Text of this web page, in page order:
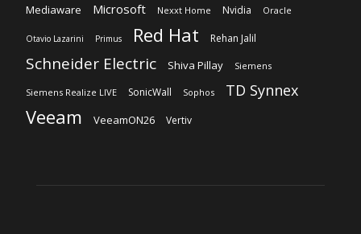
Mediaware Microsoft Nexxt Home Nvidia Oracle
Otavio Lazarini Primus Red Hat Rehan Jalil
Schneider Electric Shiva Pillay Siemens
Siemens Realize LIVE SonicWall Sophos TD Synnex
Veeam VeeamON26 Vertiv